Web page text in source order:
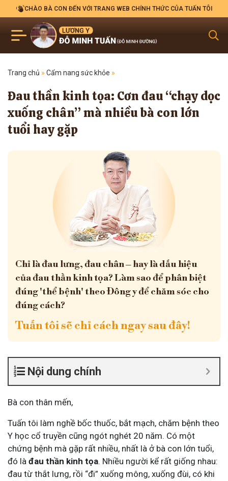
CHÀO BÀ CON ĐẾN VỚI TRANG WEB CHÍNH THỨC CỦA TUẤN TÔI
Trang chủ » Cẩm nang sức khỏe »
Đau thần kinh tọa: Cơn đau “chạy dọc
xuống chân” mà nhiều bà con lớn
tuổi hay gặp
Chỉ là đau lưng, đau chân – hay là dấu hiệu
của đau thần kinh tọa? Làm sao để phân biệt
đúng 'thể bệnh' theo Đông y để chăm sóc cho
đúng cách?
Tuấn tôi sẽ chỉ cách ngay sau đây!
Nội dung chính
Bà con thân mến,
Tuấn tôi làm nghề bốc thuốc, bắt mạch, chăm bệnh theo
Y học cổ truyền cũng ngót nghét 20 năm. Có một
chứng bệnh mà gặp rất nhiều, nhất là ở bà con lớn tuổi,
đó là đau thần kinh tọa. Nhiều người kể rất giống nhau:
đau từ thắt lưng, rồi “đi” xuống mông, xuống đùi, có khi